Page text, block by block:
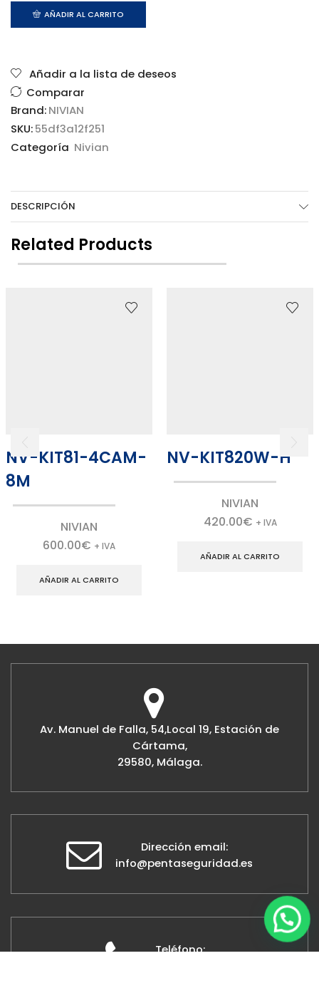
AÑADIR AL CARRITO
Añadir a la lista de deseos
Comparar
Brand:NIVIAN
SKU:55df3a12f251
Categoría Nivian
DESCRIPCIÓN
Related Products
NV-KIT81-4CAM-
8M
NIVIAN
600.00€ + IVA
AÑADIR AL CARRITO
NV-KIT820W-H
NIVIAN
420.00€ + IVA
AÑADIR AL CARRITO
Av. Manuel de Falla, 54,Local 19, Estación de
Cártama,
29580, Málaga.
Dirección email:
info@pentaseguridad.es
Teléfono: